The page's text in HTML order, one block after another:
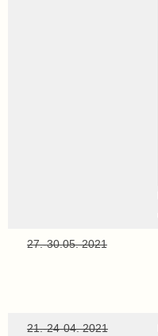
27.-30.05. 2021
21.-24-04. 2021